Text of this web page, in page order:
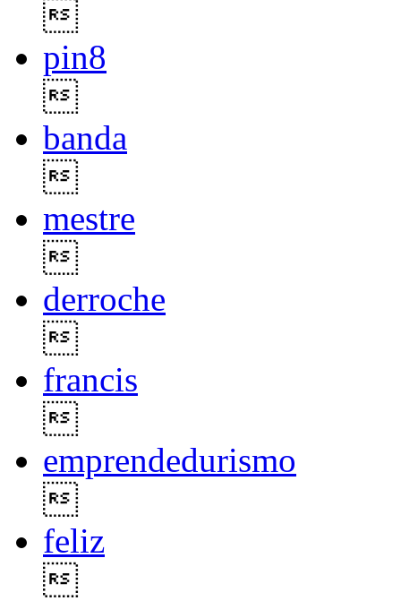
pin8
banda
mestre
derroche
francis
emprendedurismo
feliz